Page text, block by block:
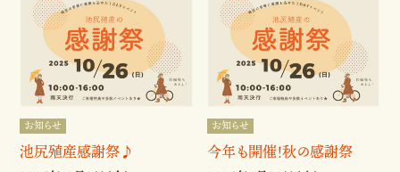
お知らせ
池尻殖産感謝祭♪
お知らせ
今年も開催！秋の感謝祭